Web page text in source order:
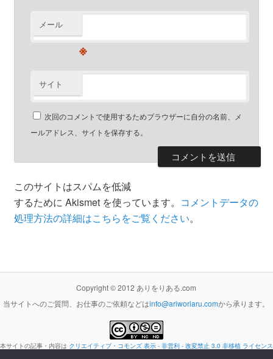
メール
※
サイト
次回のコメントで使用するためブラウザーに自分の名前、メ
ールアドレス、サイトを保存する。
このサイトはスパムを低減
するために Akismet を使っています。 コメントデータの
処理方法の詳細はこちらをご覧ください。
Copyright © 2012 ありをりある.com
当サイトへのご質問、お仕事のご依頼などはinfo@ariworiaru.comから承ります。
本サイトの記事・内容は クリエイティブ・コモンズ 表示 - 非営利 - 改変禁止 3.0 非移植 ライセンス